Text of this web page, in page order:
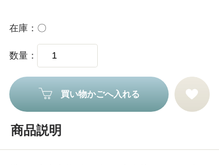
在庫 〇
数量
買い物かごへ入れる
商品説明